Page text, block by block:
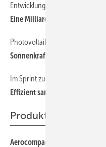
Entwicklung des
Eine Milliarde Euro für
Photovoltaik in Gewerbe und
Sonnenkraft ohne
Im Sprint zur Sanierung
Effizient sanieren
Produkte
Aerocompact PV-Module